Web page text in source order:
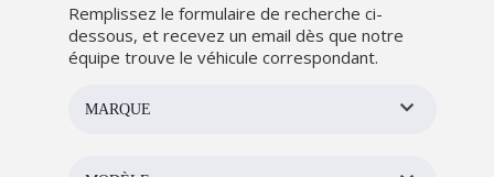
Remplissez le formulaire de recherche ci-
dessous, et recevez un email dès que notre
équipe trouve le véhicule correspondant.
MARQUE